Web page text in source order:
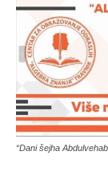
“Dani šejha